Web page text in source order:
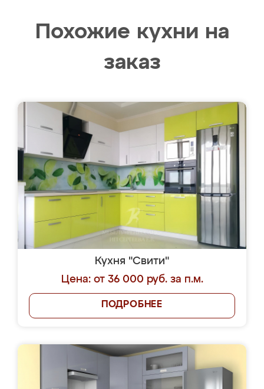
Похожие кухни на
заказ
Кухня "Свити"
Цена: от 36 000 руб. за п.м.
ПОДРОБНЕЕ